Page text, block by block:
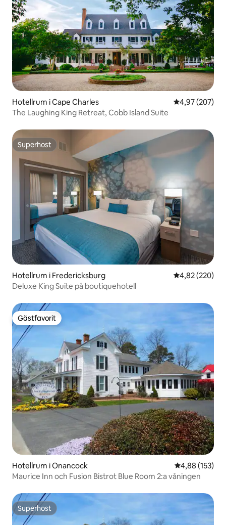
Hotellrum i Cape Charles 4,97 av 5 i
4,97 (207)
The Laughing King Retreat, Cobb Island Suite
Superhost
Superhost
Hotellrum i Fredericksburg 4,82 av 5 i
4,82 (220)
Deluxe King Suite på boutiquehotell
Gästfavorit
Gästfavorit
Hotellrum i Onancock 4,88 av 5 i
4,88 (153)
Maurice Inn och Fusion Bistrot Blue Room 2:a våningen
Superhost
Superhost